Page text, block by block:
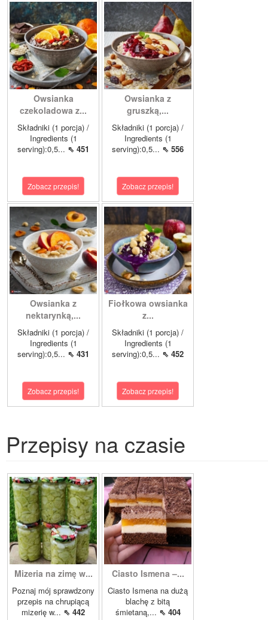
Owsianka
czekoladowa z...
Składniki (1 porcja) /
Ingredients (1
serving):0,5... ⇖ 451
Zobacz przepis!
Owsianka z
gruszką,...
Składniki (1 porcja) /
Ingredients (1
serving):0,5... ⇖ 556
Zobacz przepis!
Owsianka z
nektarynką,...
Składniki (1 porcja) /
Ingredients (1
serving):0,5... ⇖ 431
Zobacz przepis!
Fiołkowa owsianka
z...
Składniki (1 porcja) /
Ingredients (1
serving):0,5... ⇖ 452
Zobacz przepis!
Przepisy na czasie
Mizeria na zimę w...
Poznaj mój sprawdzony
przepis na chrupiącą
mizerię w... ⇖ 442
Ciasto Ismena –...
Ciasto Ismena na dużą
blachę z bitą
śmietaną,... ⇖ 404